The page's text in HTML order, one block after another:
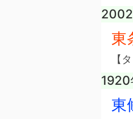
2002
東
【
1920
東